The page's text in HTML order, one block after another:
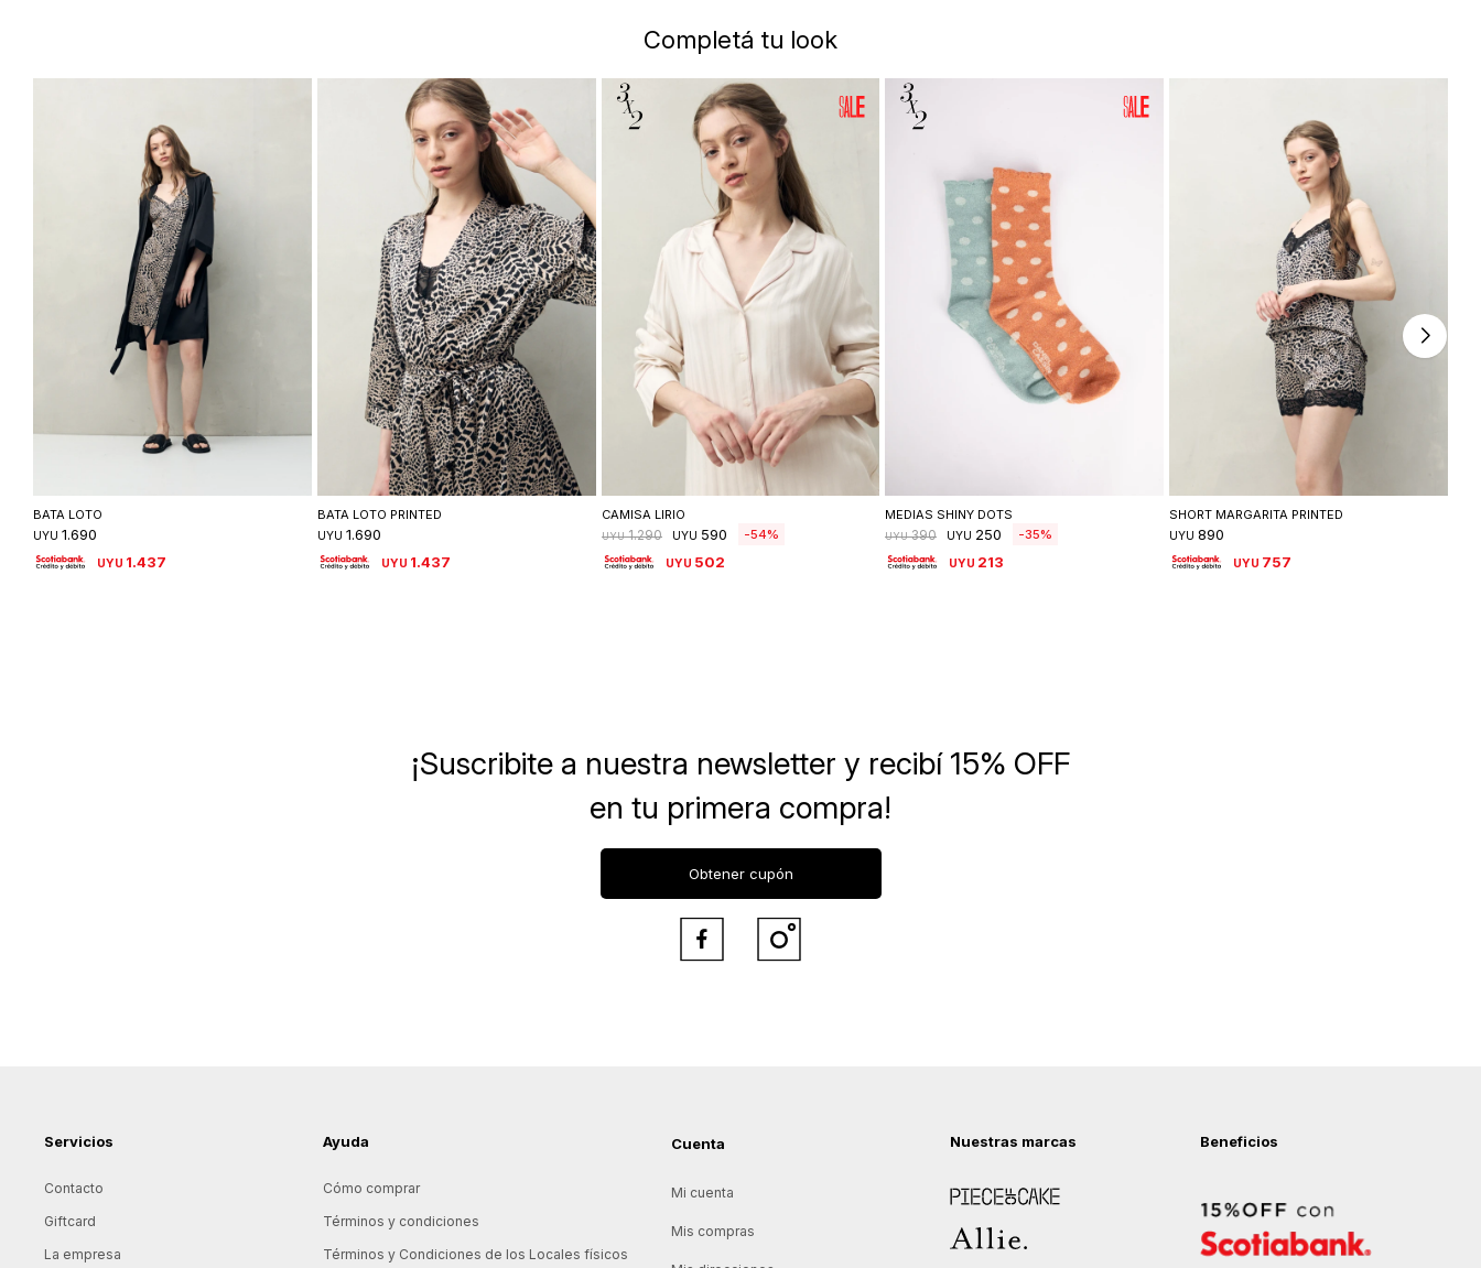
Completá tu look
BATA LOTO
UYU 1.690
UYU 1.437
Seleccionar talle
BATA LOTO PRINTED
UYU 1.690
UYU 1.437
Seleccionar talle
CAMISA LIRIO
UYU 1.290 UYU 590 54
UYU 502
MEDIAS SHINY DOTS
UYU 390 UYU 250 35
UYU 213
SHORT MARGARITA PRINTED
UYU 890
UYU 757
Servicios
Contacto
Giftcard
La empresa
Ayuda
Cómo comprar
Términos y condiciones
Términos y Condiciones de los Locales físicos
Cuenta
Mi cuenta
Mis compras
Nuestras marcas
Piece of Cake
Allie
Beneficios
¡Suscribite a nuestra newsletter y recibí 15% OFF
en tu primera compra!
Obtener cupón
 